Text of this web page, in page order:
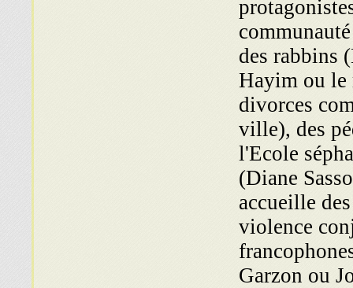
des rabbins
Hayim ou le
divorces
ville), des
l'Ecole
(Diane
accueille
violence
Garzon ou